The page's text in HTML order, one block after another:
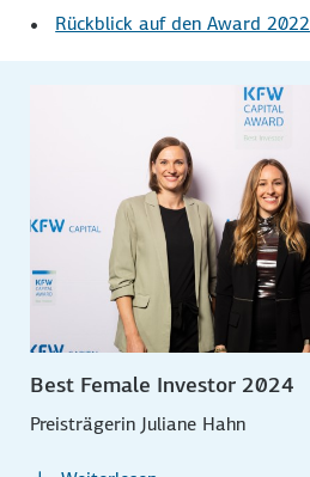
Rückblick auf den Award 2022
Best Female Investor 2024
Preisträgerin Juliane Hahn